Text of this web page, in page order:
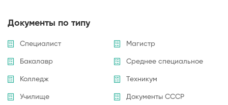
Документы по типу
Специалист Магистр
Бакалавр Среднее специальное
Колледж Техникум
Училище Документы СССР